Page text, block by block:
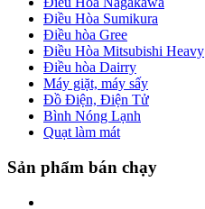
Điều Hòa Sumikura
Điều hòa Gree
Điều Hòa Mitsubishi Heavy
Điều hòa Dairry
Máy giặt, máy sấy
Đồ Điện, Điện Tử
Bình Nóng Lạnh
Quạt làm mát
Sản phẩm bán chạy